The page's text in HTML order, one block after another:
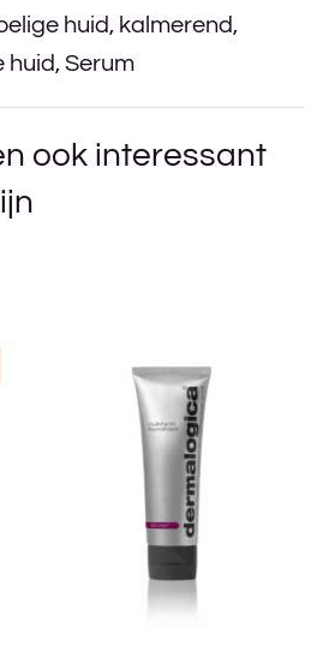
huid, kalmerend,
huid, Serum
ook interessant